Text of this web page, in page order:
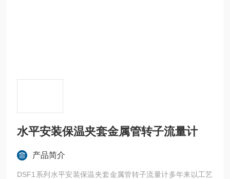
水平安装保温夹套金属管转子流量计
产品简介
DSF1系列水平安装保温夹套金属管转子流量计多年来以工艺